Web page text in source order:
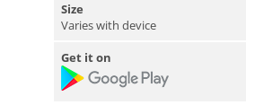
Size
Varies with device
Get it on